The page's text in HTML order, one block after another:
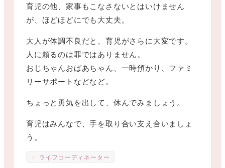
育児の他、家事もこなさないとはいけません
が、ほどほどにでも大丈夫。
大人が体調不良だと、育児がさらに大変です。
人に頼るのは罪ではありません。
おじちゃんおばあちゃん、一時預かり、ファミ
リーサポートなどなど。
ちょっと勇気を出して、休んでみましょう。
育児はみんなで、手を取り合い支え合いましょ
う。
ライフコーディネーター